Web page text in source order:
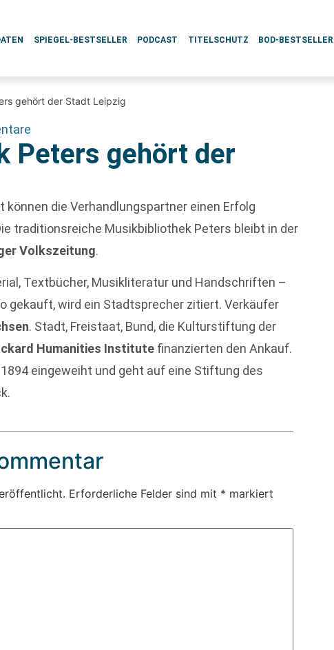
SPIEGEL-BESTSELLER PODCAST TITELSCHUTZ BOD-BESTSELLER
gehört der Stadt Leipzig
Peters gehört der
die Verhandlungspartner einen Erfolg
traditionsreiche Musikbibliothek Peters bleibt in der
Volkszeitung.
Textbücher, Musikliteratur und Handschriften –
gekauft, wird ein Stadtsprecher zitiert. Verkäufer
. Stadt, Freistaat, Bund, die Kulturstiftung der
Humanities Institute finanzierten den Ankauf.
eingeweiht und geht auf eine Stiftung des
Erforderliche Felder sind mit * markiert